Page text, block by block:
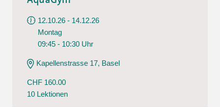
12.10.26 - 14.12.26
Montag
09:45 - 10:30 Uhr
Kapellenstrasse 17, Basel
CHF 160.00
10 Lektionen